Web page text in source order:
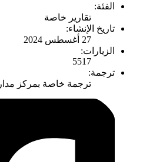
الفئة:
تقارير خاصة
تاريخ الإنشاء:
27 أغسطس 2024
الزيارات:
5517
ترجمة:
ترجمة خاصة بمركز مدار